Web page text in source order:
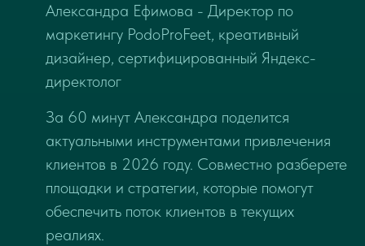
Александра Ефимова - Директор по
маркетингу PodoProFeet, креативный
дизайнер, сертифицированный Яндекс-
директолог
За 60 минут Александра поделится
актуальными инструментами привлечения
клиентов в 2026 году. Совместно разберете
площадки и стратегии, которые помогут
обеспечить поток клиентов в текущих
реалиях.